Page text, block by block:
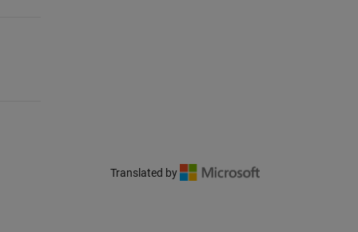
Translated by